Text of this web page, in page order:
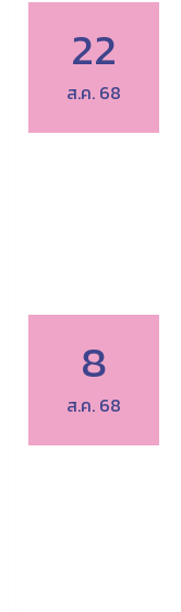
22
ส.ค. 68
8
ส.ค. 68